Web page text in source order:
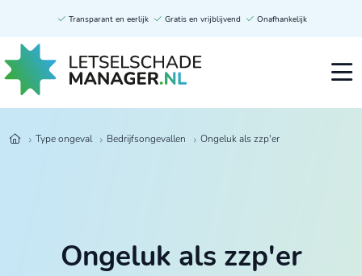
Transparant en eerlijk Gratis en vrijblijvend Onafhankelijk
Type ongeval Bedrijfsongevallen Ongeluk als zzp'er
Ongeluk als zzp'er